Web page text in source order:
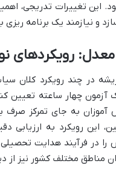
این تغییرات تدریجی،
و نیازمند یک برنامه
رویکردهای
در چند رویکرد کلان
آزمون چهار ساعته تعیین
به جای تمرکز صرف
این رویکرد به
در فرآیند هدایت
مناطق مختلف کشور نیز